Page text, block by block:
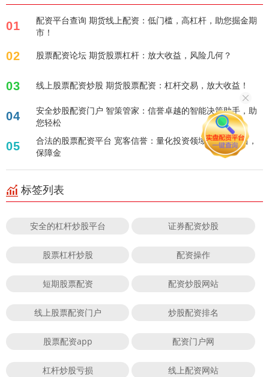
01
配资平台查询 期货线上配资：低门槛，高杠杆，助您掘金期
市！
02 股票配资论坛 期货股票杠杆：放大收益，风险几何？
03 线上股票配资炒股 期货股票配资：杠杆交易，放大收益！
04
安全炒股配资门户 智策管家：信誉卓越的智能决策助手，助
您轻松
05
合法的股票配资平台 宽客信誉：量化投资领域的信任基石，
保障金
标签列表
安全的杠杆炒股平台 证券配资炒股
股票杠杆炒股 配资操作
短期股票配资 配资炒股网站
线上股票配资门户 炒股配资排名
股票配资app 配资门户网
杠杆炒股亏损 线上配资网站